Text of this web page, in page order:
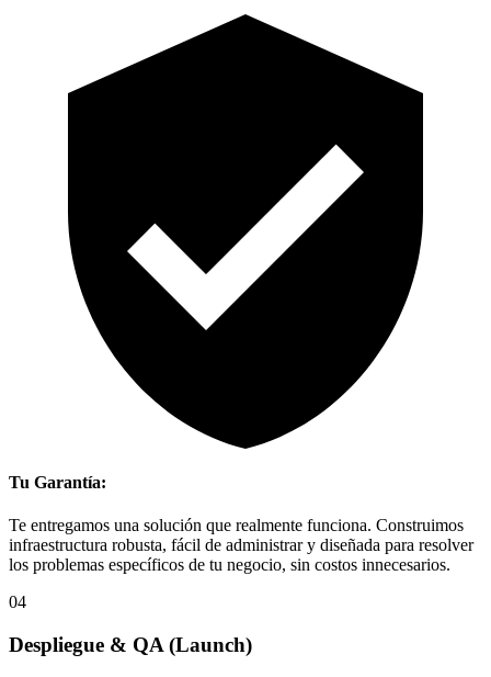
Tu Garantía:
Te entregamos una solución que realmente funciona. Construimos
infraestructura robusta, fácil de administrar y diseñada para resolver
los problemas específicos de tu negocio, sin costos innecesarios.
04
Despliegue & QA (Launch)